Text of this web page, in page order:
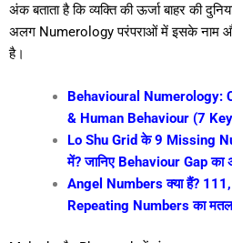
अंक बताता है कि व्यक्ति की ऊर्जा बाहर की
अलग Numerology परंपराओं में इसके नाम और
है।
Behavioural Numerology:
& Human Behaviour (7
Lo Shu Grid के 9 Missing
में? जानिए Behaviour Gap
Angel Numbers क्या हैं?
Repeating Numbers का